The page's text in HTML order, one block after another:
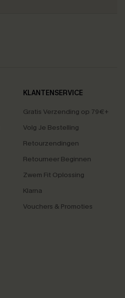
KLANTENSERVICE
Gratis Verzending op 79€+
Volg Je Bestelling
Retourzendingen
Retourneer Beginnen
Zwem Fit Oplossing
Klarna
Vouchers & Promoties